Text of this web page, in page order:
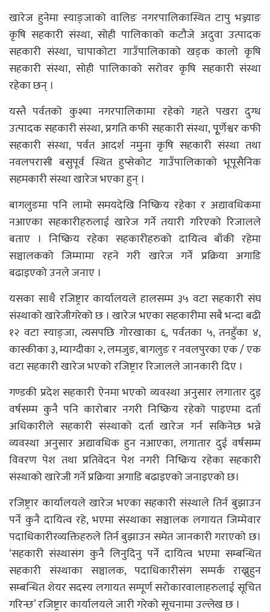
खारेज हुनेमा स्याङ्जाको वालिङ नगरपालिकास्थित टापु भञ्ज्याङ
कृषि सहकारी संस्था, सोही पालिकाको कटौजे अदुवा उत्पादक
सहकारी संस्था, चापाकोटा गाउँपालिकाको खड्क कालो कृषि
सहकारी संस्था, सोही पालिकाको सरोवर कृषि सहकारी संस्था
रहेका छन् ।
यस्तै पर्वतको कुश्मा नगरपालिकामा रहेको गहते पखरा दुग्ध
उत्पादक सहकारी संस्था, प्रगति कफी सहकारी संस्था, पूृर्णेश्वर कफी
सहकारी संस्था, पर्वत आदर्श नमुना कृषि सहकारी संस्था तथा
नवलपरासी बसुपूर्व स्थित हुप्सेकोट गाउँपालिकाको भूपूसैनिक
सहमकारी संस्था खारेज भएका हुन् ।
बागलुङमा पनि लामो समयदेखि निष्क्रिय रहेका र अद्यावधिकमा
नआएका सहकारीहरुलाई खारेज गर्ने तयारी गरिएको रिजालले
बताए । निष्क्रिय रहेका सहकारीहरुको दायित्व बाँकी रहेमा
सञ्चालकको जिम्मामा रहने गरी खारेज गर्ने प्रक्रिया अगाडि
बढाइएको उनले जनाए ।
यसका साथै रजिष्ट्रार कार्यालयले हालसम्म ३५ वटा सहकारी संघ
संस्थाको खारेजीगरेको छ । खारेज भएका सहकारीमा सबै भन्दा बढी
१२ वटा स्याङ्जा, त्यसपछि गोरखाका ६, पर्वतका ५, तनहुँका ४,
कास्कीका ३, म्याग्दीका २, लमजुङ, बागलुङ र नवलपुरका एक / एक
वटा सहकारी खारेज भएको रजिष्ट्रार रिजालले जानकारी दिए ।
गण्डकी प्रदेश सहकारी ऐनमा भएको व्यवस्था अनुसार लगातार दुइ
वर्षसम्म कुनै पनि कारोबार नगरी निष्क्रिय रहेको पाइएमा दर्ता
अधिकारीले सहकारी संस्थाको दर्ता खारेज गर्न सकिनेछ भन्ने
व्यवस्था अनुसार अद्यावधिक हुन नआएका, लगातार दुई वर्षसम्म
विवरण पेश तथा प्रतिवेदन पेश नगरी निष्क्रिय रहेका सहकारी
संस्थाको खारेजी गर्ने प्रक्रिया अगाडि बढाइएको जनाइएको छ।
रजिष्ट्रार कार्यालयले खारेज भएका सहकारी संस्थाले तिर्न बुझाउन
पर्ने कुनै दायित्व रहे, भएमा संस्थाका सञ्चालक लगायत जिम्मेवार
पदाधिकारीरव्यक्तिहरुले तिर्न बुझाउन समेत जानकारी गराएको छ।
‘सहकारी संस्थासंग कुनै लिनुदिनु पर्ने दायित्व भएमा सम्बन्धित
सहकारी संस्थाका सञ्चालक, पदाधिकारीसंग सम्पर्क राख्नुहुन
सम्बन्धित शेयर सदस्य लगायत सम्पूर्ण सरोकारवालाहरुलाई सूचित
गरिन्छ’ रजिष्ट्रार कार्यालयले जारी गरेको सूचनामा उल्लेख छ ।